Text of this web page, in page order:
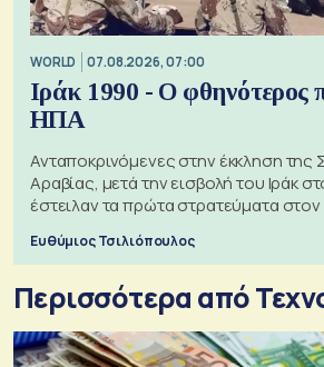
WORLD 07.08.2026, 07:00
Ιράκ 1990 - Ο φθηνότερος
ΗΠΑ
Ανταποκρινόμενες στην έκκληση της
Αραβίας, μετά την εισβολή του Ιράκ
έστειλαν τα πρώτα στρατεύματα
Ευθύμιος Τσιλιόπουλος
Περισσότερα από